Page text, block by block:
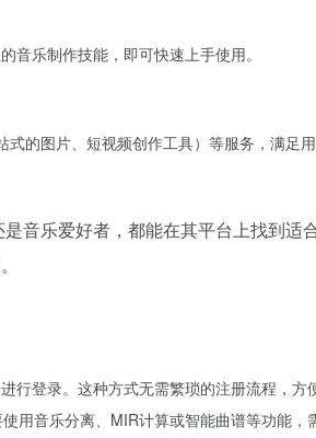
音乐制作技能，即可快速上手使用。
的图片、短视频创作工具）等服务，满足
音乐爱好者，都能在其平台上找到
行登录。这种方式无需繁琐的注册流程，方
用音乐分离、MIR计算或智能曲谱等功能，